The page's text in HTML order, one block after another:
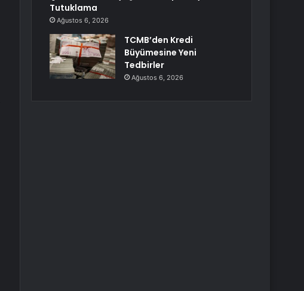
Tutuklama
Ağustos 6, 2026
TCMB’den Kredi
Büyümesine Yeni
Tedbirler
Ağustos 6, 2026